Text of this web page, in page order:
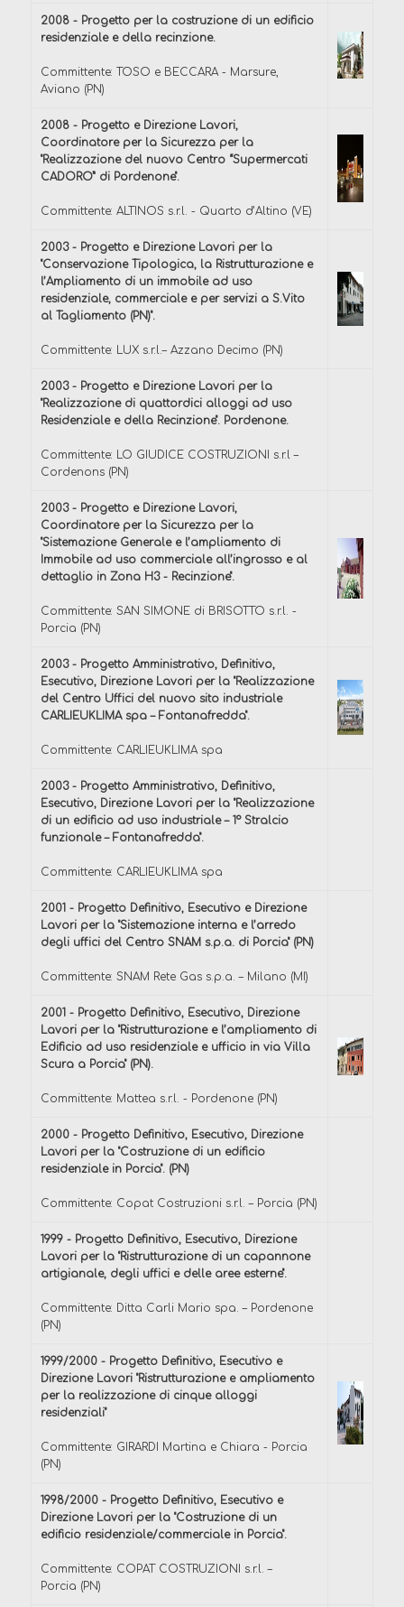
2008 - Progetto per la costruzione di un edificio
residenziale e della recinzione.
Committente: TOSO e BECCARA - Marsure,
Aviano (PN)
2008 - Progetto e Direzione Lavori,
Coordinatore per la Sicurezza per la
"Realizzazione del nuovo Centro “Supermercati
CADORO” di Pordenone".
Committente: ALTINOS s.r.l. - Quarto d’Altino (VE)
2003 - Progetto e Direzione Lavori per la
"Conservazione Tipologica, la Ristrutturazione e
l’Ampliamento di un immobile ad uso
residenziale, commerciale e per servizi a S.Vito
al Tagliamento (PN)".
Committente: LUX s.r.l.– Azzano Decimo (PN)
2003 - Progetto e Direzione Lavori per la
"Realizzazione di quattordici alloggi ad uso
Residenziale e della Recinzione". Pordenone.
Committente: LO GIUDICE COSTRUZIONI s.r.l –
Cordenons (PN)
2003 - Progetto e Direzione Lavori,
Coordinatore per la Sicurezza per la
"Sistemazione Generale e l’ampliamento di
Immobile ad uso commerciale all’ingrosso e al
dettaglio in Zona H3 - Recinzione".
Committente: SAN SIMONE di BRISOTTO s.r.l. -
Porcia (PN)
2003 - Progetto Amministrativo, Definitivo,
Esecutivo, Direzione Lavori per la "Realizzazione
del Centro Uffici del nuovo sito industriale
CARLIEUKLIMA spa – Fontanafredda".
Committente: CARLIEUKLIMA spa
2003 - Progetto Amministrativo, Definitivo,
Esecutivo, Direzione Lavori per la "Realizzazione
di un edificio ad uso industriale – 1° Stralcio
funzionale – Fontanafredda".
Committente: CARLIEUKLIMA spa
2001 - Progetto Definitivo, Esecutivo e Direzione
Lavori per la "Sistemazione interna e l’arredo
degli uffici del Centro SNAM s.p.a. di Porcia" (PN)
Committente: SNAM Rete Gas s.p.a. – Milano (MI)
2001 - Progetto Definitivo, Esecutivo, Direzione
Lavori per la "Ristrutturazione e l’ampliamento di
Edificio ad uso residenziale e ufficio in via Villa
Scura a Porcia" (PN).
Committente: Mattea s.r.l. - Pordenone (PN)
2000 - Progetto Definitivo, Esecutivo, Direzione
Lavori per la "Costruzione di un edificio
residenziale in Porcia". (PN)
Committente: Copat Costruzioni s.r.l. – Porcia (PN)
1999 - Progetto Definitivo, Esecutivo, Direzione
Lavori per la "Ristrutturazione di un capannone
artigianale, degli uffici e delle aree esterne".
Committente: Ditta Carli Mario spa. – Pordenone
(PN)
1999/2000 - Progetto Definitivo, Esecutivo e
Direzione Lavori "Ristrutturazione e ampliamento
per la realizzazione di cinque alloggi
residenziali"
Committente: GIRARDI Martina e Chiara - Porcia
(PN)
1998/2000 - Progetto Definitivo, Esecutivo e
Direzione Lavori per la "Costruzione di un
edificio residenziale/commerciale in Porcia".
Committente: COPAT COSTRUZIONI s.r.l. –
Porcia (PN)